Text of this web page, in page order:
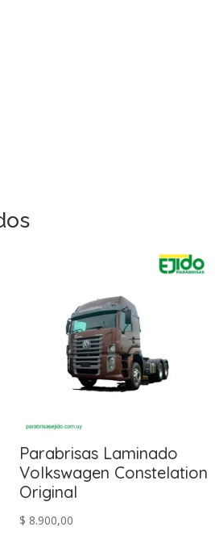
Parabrisas Laminado
Volkswagen Constelation
Original
$ 8.900,00